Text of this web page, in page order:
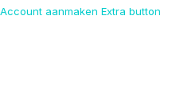
Account aanmaken Extra button